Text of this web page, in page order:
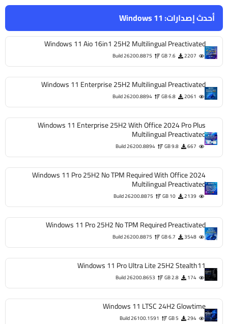
أحدث إصدارات:Windows 11
Windows 11 Aio 16in1 25H2 Multilingual Preactivated
2207
7.6 GB
Build 26200.8875
Windows 11 Enterprise 25H2 Multilingual Preactivated
2061
6.8 GB
Build 26200.8894
Windows 11 Enterprise 25H2 With Office 2024 Pro Plus
Multilingual Preactivated
667
9.8 GB
Build 26200.8894
Windows 11 Pro 25H2 No TPM Required With Office 2024
Multilingual Preactivated
2139
10 GB
Build 26200.8875
Windows 11 Pro 25H2 No TPM Required Preactivated
3548
6.7 GB
Build 26200.8875
Windows 11 Pro Ultra Lite 25H2 Stealth11
174
2.8 GB
Build 26200.8653
Windows 11 LTSC 24H2 Glowtime
294
5 GB
Build 26100.1591